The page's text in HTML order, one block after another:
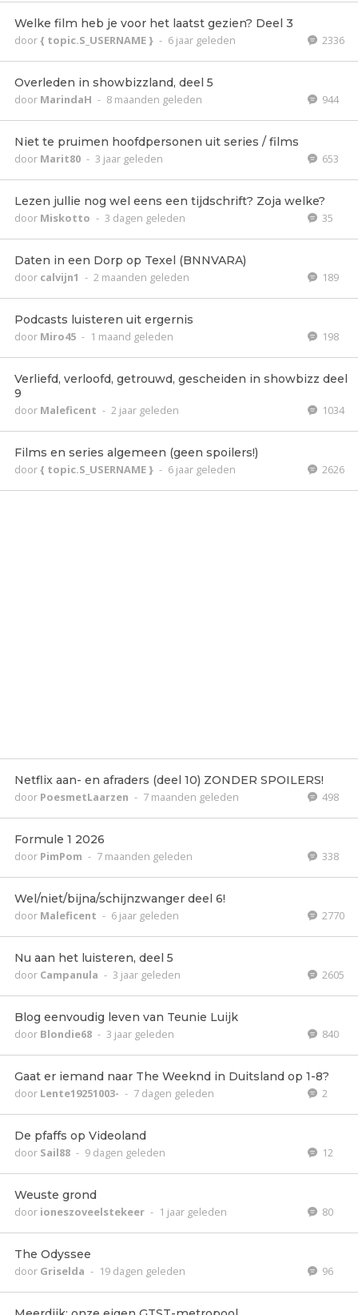
Welke film heb je voor het laatst gezien? Deel 3
door{ topic.S_USERNAME } - 6 jaar geleden 2336
Overleden in showbizzland, deel 5
door MarindaH - 8 maanden geleden 944
Niet te pruimen hoofdpersonen uit series / films
door Marit80 - 3 jaar geleden 653
Lezen jullie nog wel eens een tijdschrift? Zoja welke?
door Miskotto - 3 dagen geleden 35
Daten in een Dorp op Texel (BNNVARA)
door calvijn1 - 2 maanden geleden 189
Podcasts luisteren uit ergernis
door Miro45 - 1 maand geleden 198
Verliefd, verloofd, getrouwd, gescheiden in showbizz deel
9
door Maleficent - 2 jaar geleden 1034
Films en series algemeen (geen spoilers!)
door{ topic.S_USERNAME } - 6 jaar geleden 2626
Netflix aan- en afraders (deel 10) ZONDER SPOILERS!
door PoesmetLaarzen - 7 maanden geleden 498
Formule 1 2026
door PimPom - 7 maanden geleden 338
Wel/niet/bijna/schijnzwanger deel 6!
door Maleficent - 6 jaar geleden 2770
Nu aan het luisteren, deel 5
door Campanula - 3 jaar geleden 2605
Blog eenvoudig leven van Teunie Luijk
door Blondie68 - 3 jaar geleden 840
Gaat er iemand naar The Weeknd in Duitsland op 1-8?
door Lente19251003- - 7 dagen geleden 2
De pfaffs op Videoland
door Sail88 - 9 dagen geleden 12
Weuste grond
door ioneszoveelstekeer - 1 jaar geleden 80
The Odyssee
door Griselda - 19 dagen geleden 96